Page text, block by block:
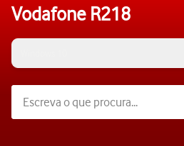
Vodafone R218